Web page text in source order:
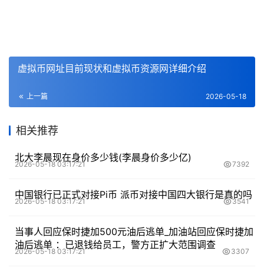
虚拟币网址目前现状和虚拟币资源网详细介绍
上一篇 2026-05-18
相关推荐
北大李晨现在身价多少钱(李晨身价多少亿)
2026-05-18 03:17:21 7392
中国银行已正式对接Pi币 派币对接中国四大银行是真的吗
2026-05-18 03:17:21 3541
当事人回应保时捷加500元油后逃单_加油站回应保时捷加
油后逃单 ：已退钱给员工，警方正扩大范围调查
2026-05-18 03:17:21 3307